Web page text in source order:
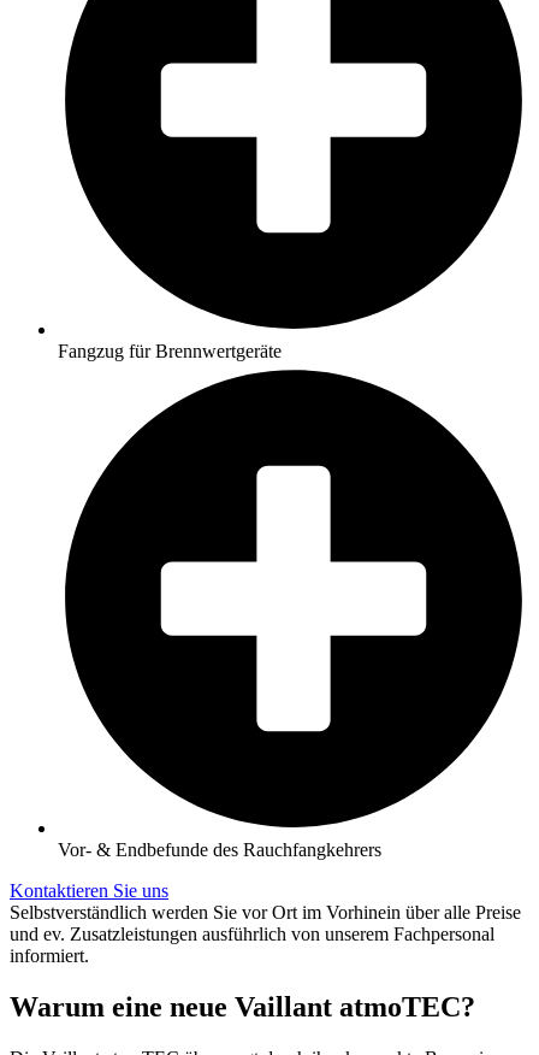
Fangzug für Brennwertgeräte
Vor- & Endbefunde des Rauchfangkehrers
Kontaktieren Sie uns
Selbstverständlich werden Sie vor Ort im Vorhinein über alle Preise
und ev. Zusatzleistungen ausführlich von unserem Fachpersonal
informiert.
Warum eine neue Vaillant atmoTEC?